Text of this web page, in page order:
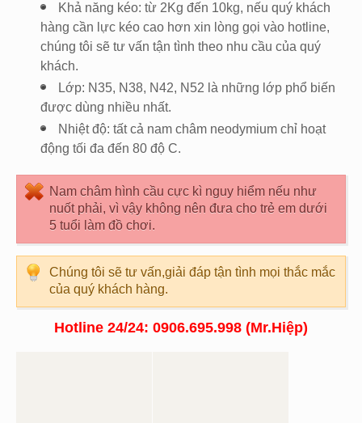
Khả năng kéo: từ 2Kg đến 10kg, nếu quý khách
hàng cần lực kéo cao hơn xin lòng gọi vào hotline,
chúng tôi sẽ tư vấn tận tình theo nhu cầu của quý
khách.
Lớp: N35, N38, N42, N52 là những lớp phổ biến
được dùng nhiều nhất.
Nhiệt độ: tất cả nam châm neodymium chỉ hoạt
động tối đa đến 80 độ C.
Nam châm hình cầu cực kì nguy hiểm nếu như
nuốt phải, vì vậy không nên đưa cho trẻ em dưới
5 tuổi làm đồ chơi.
Chúng tôi sẽ tư vấn,giải đáp tận tình mọi thắc mắc
của quý khách hàng.
Hotline 24/24: 0906.695.998 (Mr.Hiệp)